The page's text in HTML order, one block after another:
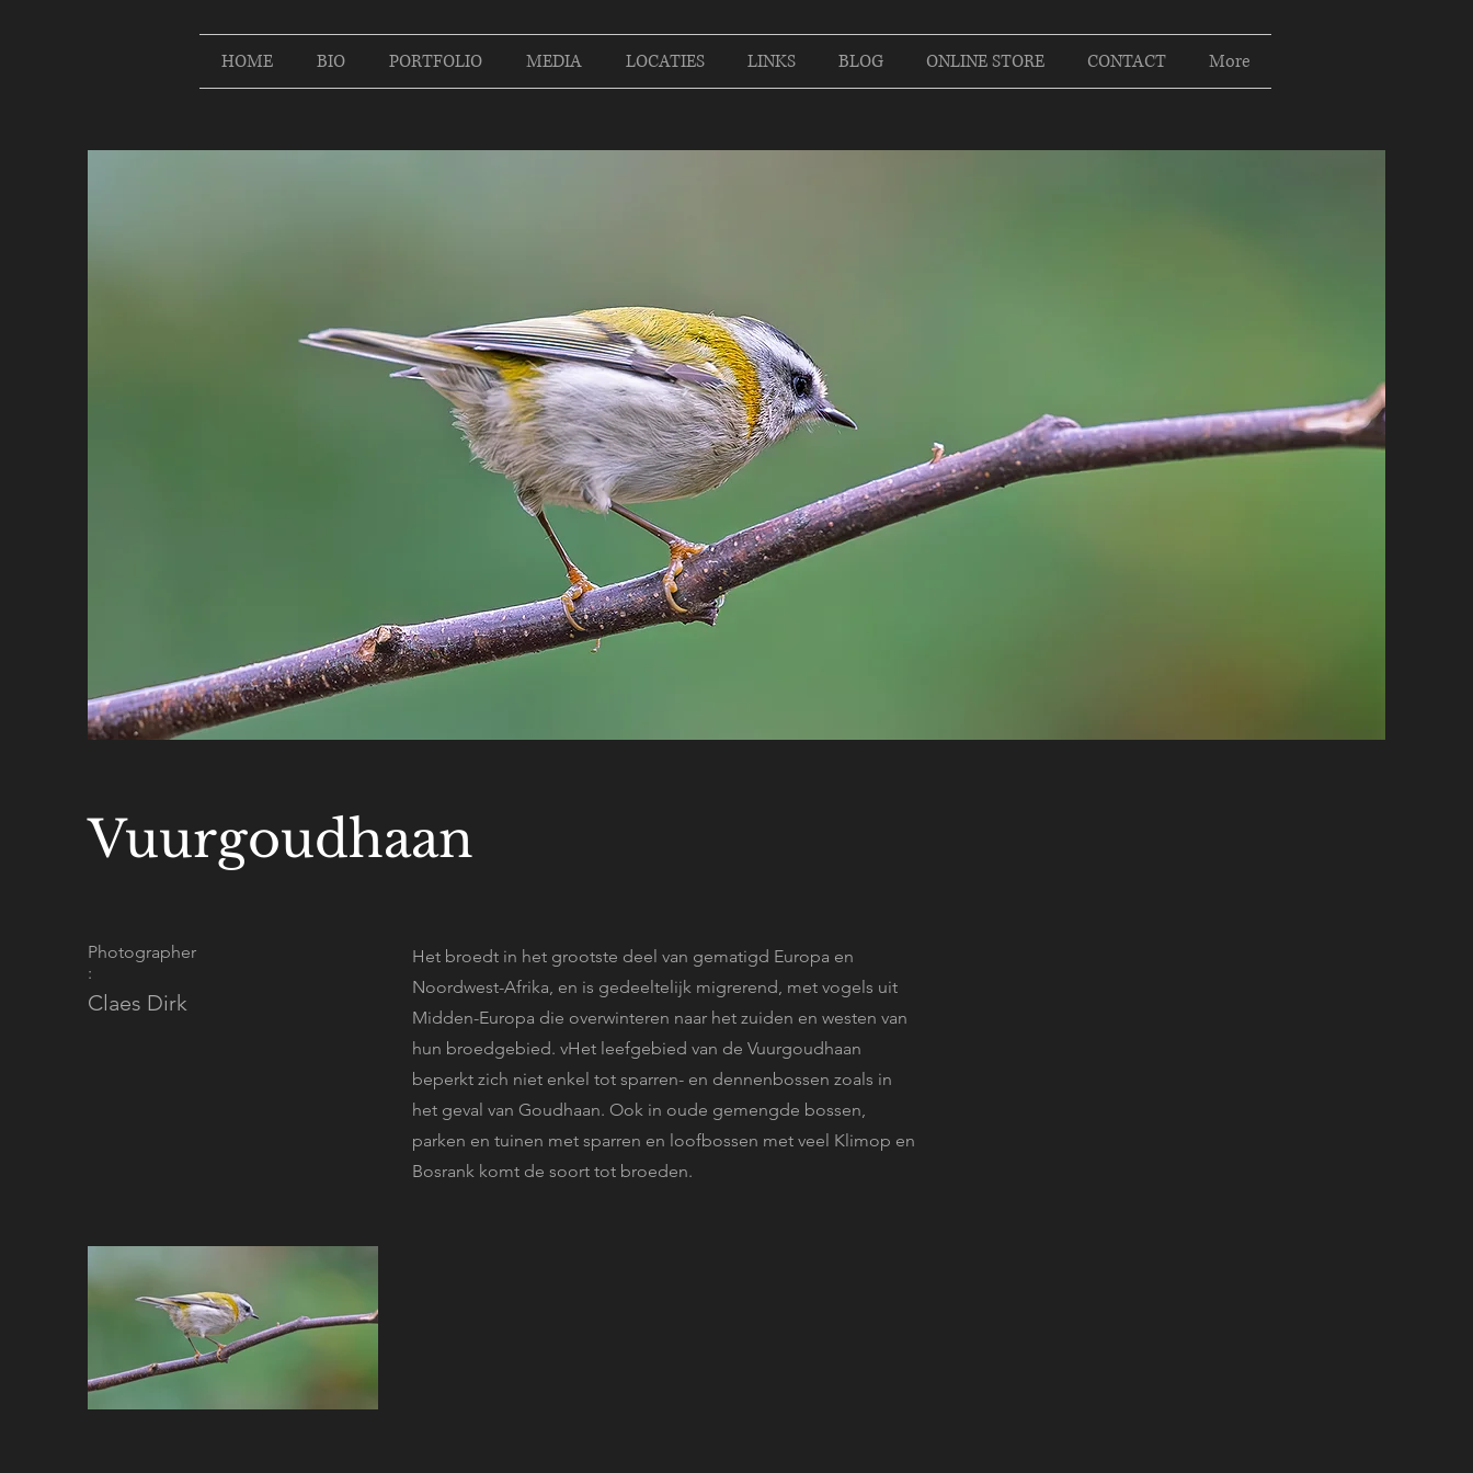
HOME BIO PORTFOLIO MEDIA LOCATIES LINKS BLOG ONLINE STORE CONTACT More
Vuurgoudhaan
Photographer
:
Claes Dirk
Het broedt in het grootste deel van gematigd Europa en
Noordwest-Afrika, en is gedeeltelijk migrerend, met vogels uit
Midden-Europa die overwinteren naar het zuiden en westen van
hun broedgebied. vHet leefgebied van de Vuurgoudhaan
beperkt zich niet enkel tot sparren- en dennenbossen zoals in
het geval van Goudhaan. Ook in oude gemengde bossen,
parken en tuinen met sparren en loofbossen met veel Klimop en
Bosrank komt de soort tot broeden.